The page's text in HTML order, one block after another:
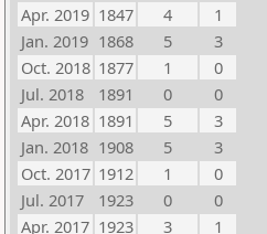
Apr. 2019 1847 4
1
Jan. 2019 1868 5
3
Oct. 2018 1877 1
0
Jul. 2018
1891 0
0
Apr. 2018 1891 5
3
Jan. 2018 1908 5
3
Oct. 2017 1912 1
0
Jul. 2017
1923 0
0
Apr. 2017 1923 3
1